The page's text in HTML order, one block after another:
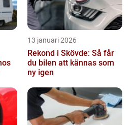
13 januari 2026
Rekond i Skövde: Så får
du bilen att kännas som
ny igen